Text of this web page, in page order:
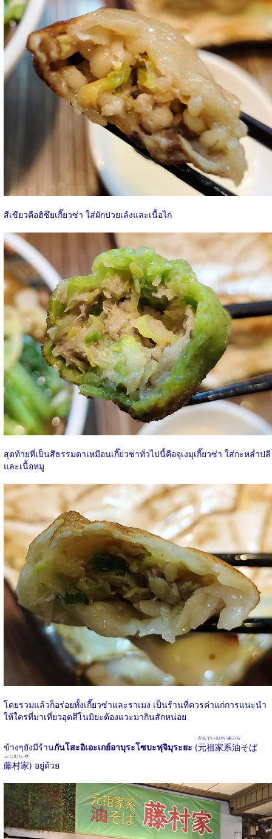
สีเขียวคือฮิซึยเกี๊ยวซ่า ใส่ผักปวยเล้งและเนื้อไก่
สุดท้ายที่เป็นสีธรรมดาเหมือนเกี๊ยวซ่าทั่วไปนี้คือจุเงมุเกี๊ยวซ่า ใส่กะหล่ำปลี
และเนื้อหมู
โดยรวมแล้วก็อร่อยทั้งเกี๊ยวซ่าและราเมง เป็นร้านที่ควรค่าแก่การแนะนำ
ให้ใครที่มาเที่ยวอุตสึโนมิยะต้องแวะมากินสักหน่อย
ข้างๆยังมีร้านกันโสะอิเอะเกย์อาบุระโซบะฟุจิมุระยะ (元祖家系油
がんそいえけいあぶら
そば
藤村家
ふじむらや
) อยู่ด้วย